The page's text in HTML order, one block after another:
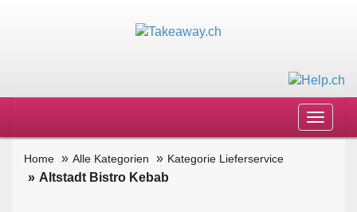
Toggle
Home Alle Kategorien Kategorie Lieferservice
Altstadt Bistro Kebab